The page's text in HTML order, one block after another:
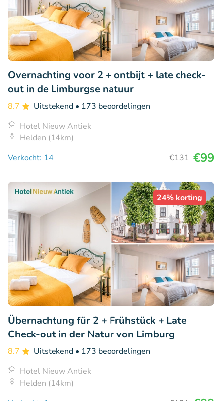
Overnachting voor 2 + ontbijt + late check-
out in de Limburgse natuur
8.7 Uitstekend • 173 beoordelingen
Hotel Nieuw Antiek
Helden (14km)
Verkocht: 14
€131 €99
24% korting
Übernachtung für 2 + Frühstück + Late
Check-out in der Natur von Limburg
8.7 Uitstekend • 173 beoordelingen
Hotel Nieuw Antiek
Helden (14km)